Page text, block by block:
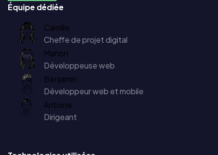
Équipe dédiée
Camille
Cheffe de projet digital
Manon
Développeuse web
Benjamin
Développeur web et mobile
Antoine
Dirigeant